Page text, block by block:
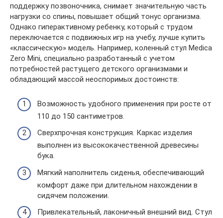
поддержку позвоночника, снимает значительную часть
нагрузки со спины, повышает общий тонус организма.
Однако гиперактивному ребенку, который с трудом
переключается с подвижных игр на учебу, лучше купить
«классическую» модель. Например, коленный стул Medica
Zero Mini, специально разработанный с учетом
потребностей растущего детского организмами и
обладающий массой неоспоримых достоинств:
Возможность удобного применения при росте от
110 до 150 сантиметров.
Сверхпрочная конструкция. Каркас изделия
выполнен из высококачественной древесины
бука.
Мягкий наполнитель сиденья, обеспечивающий
комфорт даже при длительном нахождении в
сидячем положении.
Привлекательный, лаконичный внешний вид. Стул